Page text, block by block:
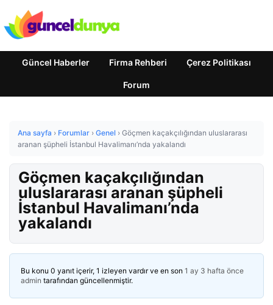
Güncel Haberler Firma Rehberi Çerez Politikası
Forum
Ana sayfa › Forumlar › Genel › Göçmen kaçakçılığından uluslararası
aranan şüpheli İstanbul Havalimanı’nda yakalandı
Göçmen kaçakçılığından
uluslararası aranan şüpheli
İstanbul Havalimanı’nda
yakalandı
Bu konu 0 yanıt içerir, 1 izleyen vardır ve en son 1 ay 3 hafta önce
admin tarafından güncellenmiştir.